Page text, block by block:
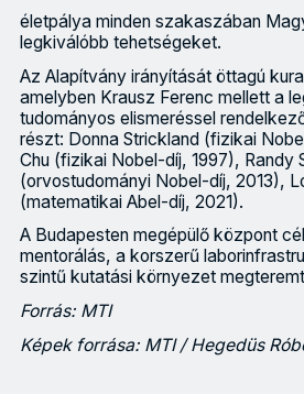
életpálya minden szakaszában
legkiválóbb tehetségeket.
Az Alapítvány irányítását öttagú
amelyben Krausz Ferenc mellett a
tudományos elismeréssel
részt: Donna Strickland (fizikai
Chu (fizikai Nobel-díj, 1997), Randy
(orvostudományi Nobel-díj, 2013),
(matematikai Abel-díj, 2021).
A Budapesten megépülő központ
mentorálás, a korszerű
szintű kutatási környezet
Forrás: MTI
Képek forrása: MTI / Hegedüs